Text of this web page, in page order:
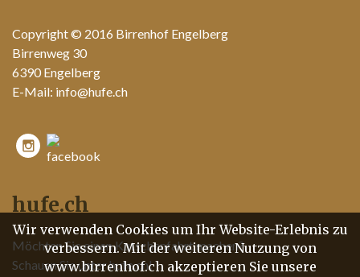
Wir verwenden Cookies um Ihr Website-Erlebnis zu
verbessern. Mit der weiteren Nutzung von
www.birrenhof.ch akzeptieren Sie unsere
Copyright © 2016 Birrenhof Engelberg
Birrenweg 30
6390 Engelberg
E-Mail: info@hufe.ch
hufe.ch
Möchten Sie einen Kutschenfahrt machen?
Schauen Sie unter hufe.ch!